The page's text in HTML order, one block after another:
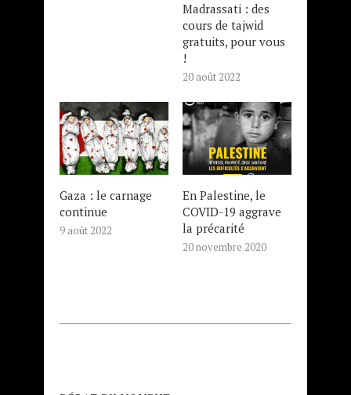
Madrassati : des
cours de tajwid
gratuits, pour vous
!
20 août 2022
Gaza : le carnage
continue
9 août 2022
En Palestine, le
COVID-19 aggrave
la précarité
20 novembre 2020